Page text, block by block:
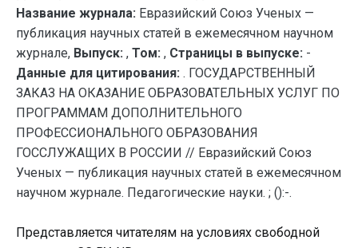
Название журнала: Евразийский Союз Ученых —
публикация научных статей в ежемесячном научном
журнале, Выпуск: , Том: , Страницы в выпуске: -
Данные для цитирования: . ГОСУДАРСТВЕННЫЙ
ЗАКАЗ НА ОКАЗАНИЕ ОБРАЗОВАТЕЛЬНЫХ УСЛУГ ПО
ПРОГРАММАМ ДОПОЛНИТЕЛЬНОГО
ПРОФЕССИОНАЛЬНОГО ОБРАЗОВАНИЯ
ГОССЛУЖАЩИХ В РОССИИ // Евразийский Союз
Ученых — публикация научных статей в ежемесячном
научном журнале. Педагогические науки. ; ():-.
Представляется читателям на условиях свободной